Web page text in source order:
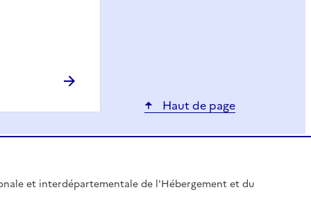
Haut de page
et interdépartementale de l'Hébergement et du